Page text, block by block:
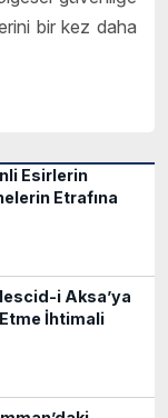
bir kez daha
Esirlerin
Etrafına
i Aksa’ya
İhtimali